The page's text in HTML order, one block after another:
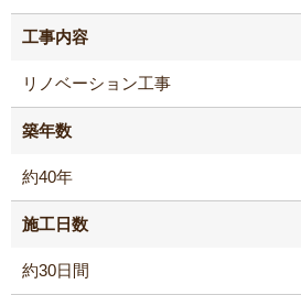
工事内容
リノベーション工事
築年数
約40年
施工日数
約30日間